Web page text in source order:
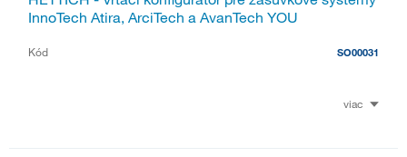
InnoTech Atira, ArciTech a AvanTech YOU
Kód SO00031
viac